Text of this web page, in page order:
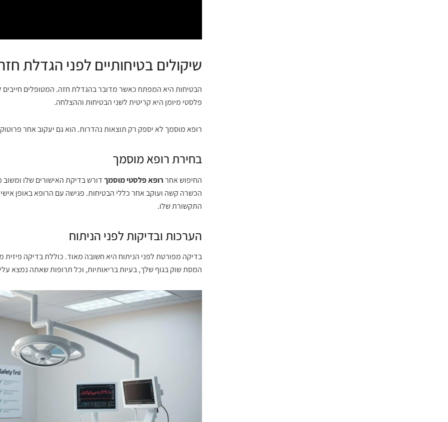
שיקולים בטיחותיים לפני הגדלת
הבטיחות היא המפתח כאשר מדובר בהגדלת חזה. המטופלים
פלסטי מיומן היא קריטית לשני הבטיחות וההצלחה.
רופא מוסמך לא יספק רק תוצאות נהדרות. הוא גם יעקוב אחר
בחירת רופא מוסמך
החיפוש אחררופא פלסטי מוסמךדורש בדיקת האישורים שלו
הכשרה קשה ועוקב אחר כללי הבטיחות. פגישה עם הרופא באופן
התקשורת שלו.
הערכות ובדיקות לפני הניתוח
בדיקה מפורטת לפני הניתוח היא חשובה מאוד. כוללת בדיקה פיזית
המסת שוק בגוף שלך, בעיות בריאותיות, וכל תרופות שאתה נמצא